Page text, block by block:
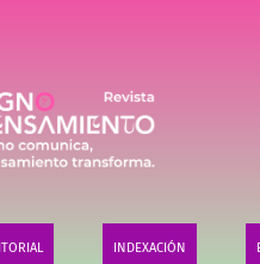
española
INDEXACIÓN